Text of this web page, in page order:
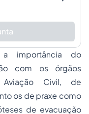
a importância do
com os órgãos
Civil, de
os de praxe como
de evacuação